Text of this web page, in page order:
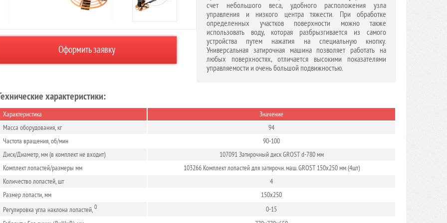
Оформить заявку
счет небольшого веса, удобного расположения узла
управления и низкого центра тяжести. При обработке
определенных участков поверхности можно также
использовать воду, которая разбрызгивается из самого
устройства путем нажатия на специальную кнопку.
Универсальная затирочная машина позволяет работать на
любых поверхностях, отличается высокими показателями
управляемости и очень большой подвижностью.
характеристики:
Характеристика
Значение
Масса оборудования, кг
94
Частота вращения, об/мин
90-100
Диск/Диаметр, мм (в комплект не входит)
107091 Затирочный диск GROST d-780 мм
Комплект лопастей/размеры мм
103266 Комплект лопастей для затирочн. маш. GROST 150x250 мм (4шт)
Количество лопастей, шт
4
Размер лопасти, мм
150х250
Регулировка угла наклона лопастей, 0
0-15